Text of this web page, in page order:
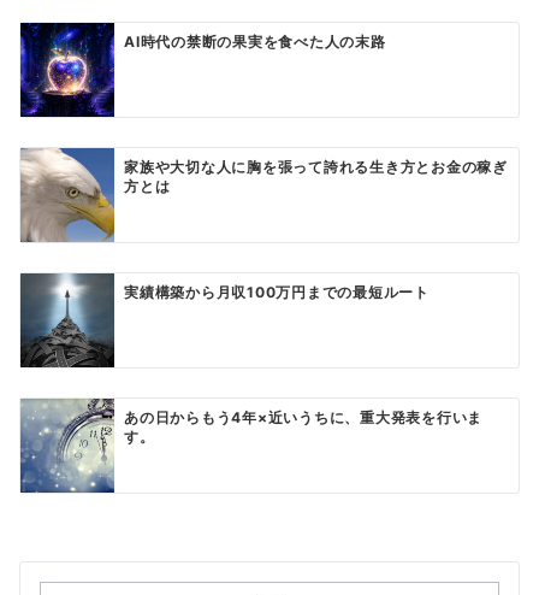
AI時代の禁断の果実を食べた人の末路
家族や大切な人に胸を張って誇れる生き方とお金の稼ぎ
方とは
実績構築から月収100万円までの最短ルート
あの日からもう4年×近いうちに、重大発表を行いま
す。